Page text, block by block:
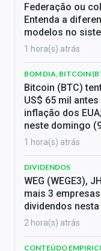
Federação ou
Entenda a
modelos no
1 hora(s) atrás
BOM DIA, BITCOIN
Bitcoin (BTC)
US$ 65 mil
inflação dos
neste domingo
1 hora(s) atrás
DIVIDENDOS
WEG (WEGE3),
mais 3
dividendos
2 hora(s) atrás
CONTEÚDO